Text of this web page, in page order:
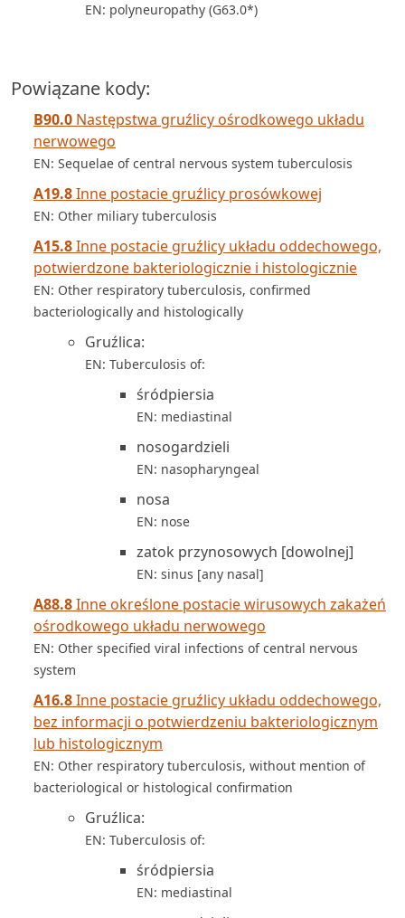
EN: polyneuropathy (G63.0*)
Powiązane kody:
B90.0 Następstwa gruźlicy ośrodkowego układu
nerwowego
EN: Sequelae of central nervous system tuberculosis
A19.8Inne postacie gruźlicy prosówkowej
EN: Other miliary tuberculosis
A15.8Inne postacie gruźlicy układu oddechowego,
potwierdzone bakteriologicznie i histologicznie
EN: Other respiratory tuberculosis, confirmed
bacteriologically and histologically
Gruźlica:
EN: Tuberculosis of:
śródpiersia
EN: mediastinal
nosogardzieli
EN: nasopharyngeal
nosa
EN: nose
zatok przynosowych [dowolnej]
EN: sinus [any nasal]
A88.8Inne określone postacie wirusowych zakażeń
ośrodkowego układu nerwowego
EN: Other specified viral infections of central nervous
system
A16.8Inne postacie gruźlicy układu oddechowego,
bez informacji o potwierdzeniu bakteriologicznym
lub histologicznym
EN: Other respiratory tuberculosis, without mention of
bacteriological or histological confirmation
Gruźlica:
EN: Tuberculosis of:
śródpiersia
EN: mediastinal